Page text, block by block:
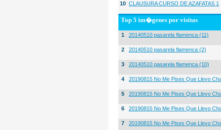
10 CLAUSURA CURSO DE AZAFATAS 1
Top 5 im�genes por visitas
1 20140510 pasarela flamenca (11)
2 20140510 pasarela flamenca (2)
3 20140510 pasarela flamenca (10)
4 20190815 No Me Pises Que Llevo
5 20190815 No Me Pises Que Llevo
6 20190815 No Me Pises Que Llevo
7 20190815 No Me Pises Que Llevo